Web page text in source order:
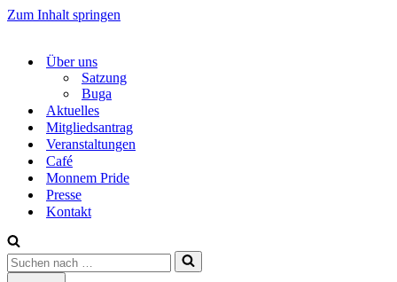
Zum Inhalt springen
Über uns
Satzung
Buga
Aktuelles
Mitgliedsantrag
Veranstaltungen
Café
Monnem Pride
Presse
Kontakt
Suchen
nach …